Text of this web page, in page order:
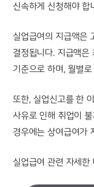
신속하게 신청해야 합
실업급여의 지급액은
결정됩니다. 지급액
기준으로 하며, 월별
또한, 실업신고를 한
사유로 인해 취업이
경우에는 상여급여가
실업급여 관련 자세한